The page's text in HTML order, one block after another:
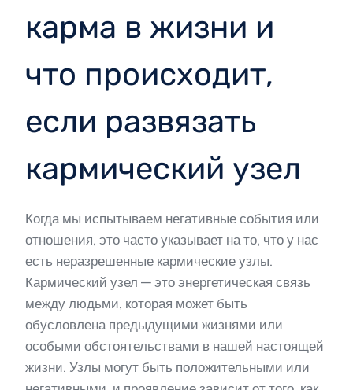
карма в жизни и
что происходит,
если развязать
кармический узел
Когда мы испытываем негативные события или
отношения, это часто указывает на то, что у нас
есть неразрешенные кармические узлы.
Кармический узел — это энергетическая связь
между людьми, которая может быть
обусловлена предыдущими жизнями или
особыми обстоятельствами в нашей настоящей
жизни. Узлы могут быть положительными или